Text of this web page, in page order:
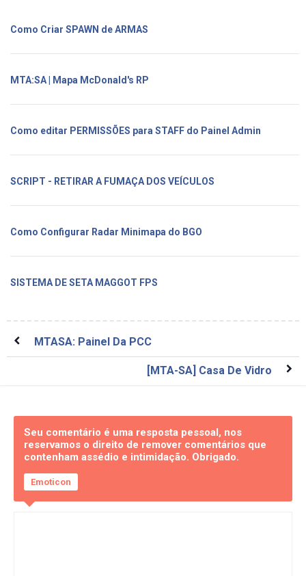
Como Criar SPAWN de ARMAS
MTA:SA | Mapa McDonald's RP
Como editar PERMISSÕES para STAFF do Painel Admin
SCRIPT - RETIRAR A FUMAÇA DOS VEÍCULOS
Como Configurar Radar Minimapa do BGO
SISTEMA DE SETA MAGGOT FPS
MTASA: Painel Da PCC
[MTA-SA] Casa De Vidro
Seu comentário é uma resposta pessoal, nos
reservamos o direito de remover comentários que
contenham assédio e intimidação. Obrigado.
Emoticon